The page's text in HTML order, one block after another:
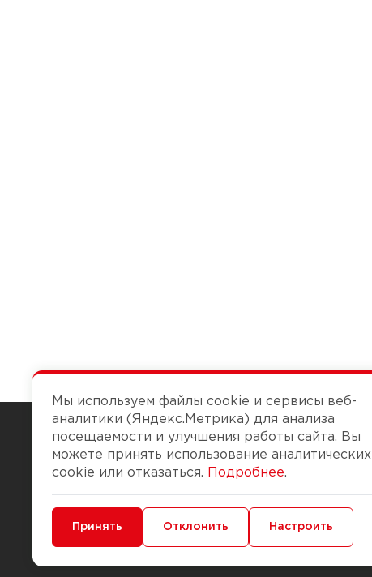
Чтобы вам легко работалось
Доставка и оплата
Мы используем файлы cookie и сервисы веб-
аналитики (Яндекс.Метрика) для анализа
посещаемости и улучшения работы сайта. Вы
можете принять использование аналитических
cookie или отказаться.
Подробнее.
Минимальные Функциональные/Аналитические
Принять Отклонить Настроить